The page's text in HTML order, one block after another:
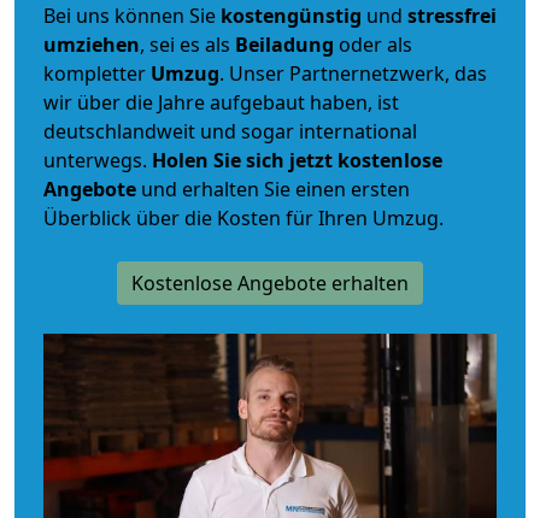
Bei uns können Sie kostengünstig und stressfrei
umziehen, sei es als Beiladung oder als
kompletter Umzug. Unser Partnernetzwerk, das
wir über die Jahre aufgebaut haben, ist
deutschlandweit und sogar international
unterwegs. Holen Sie sich jetzt kostenlose
Angebote und erhalten Sie einen ersten
Überblick über die Kosten für Ihren Umzug.
Kostenlose Angebote erhalten